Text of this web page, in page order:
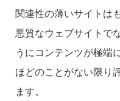
関連性の薄いサイトは
悪質なウェブサイトで
うにコンテンツが極端
ほどのことがない限り
ます。